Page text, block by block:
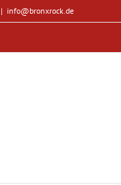
| info@bronxrock.de